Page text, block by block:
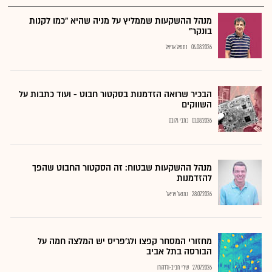
מנהל ההשקעות שממליץ על מניה שהיא "כמו לקנות
בונקר"
04.08.2026 נתנאל אריאל
הבכיר שרואה הזדמנות בסקטור חבוט - ועוד כתבות על
השווקים
01.08.2026 כתבי גלובס
מנהל ההשקעות שבטוח: זה הסקטור החבוט שהפך
להזדמנות
28.07.2026 נתנאל אריאל
מחזורי המסחר קפצו ולג'פריס יש המלצה חמה על
הבורסה בתל אביב
27.07.2026 שירי חביב-ולדהורן